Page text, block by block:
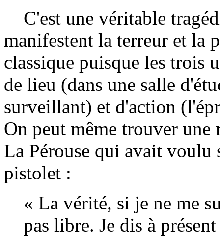
C'est une véritable
manifestent la terreur et la
classique puisque les trois
de lieu (dans une salle
surveillant) et d'action
On peut même trouver une
La Pérouse qui avait voulu
pistolet :
« La vérité, si je ne me
pas libre. Je dis à